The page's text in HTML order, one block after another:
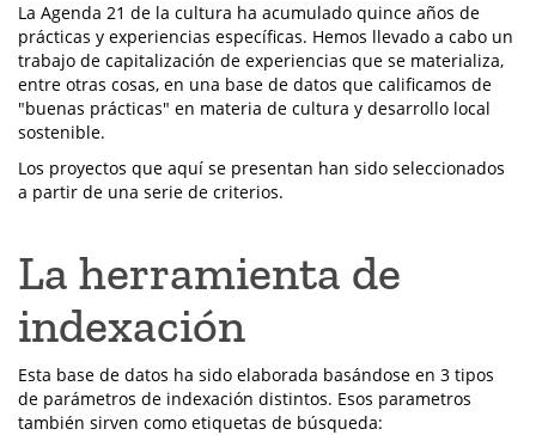
La Agenda 21 de la cultura ha acumulado quince años de
prácticas y experiencias específicas. Hemos llevado a cabo un
trabajo de capitalización de experiencias que se materializa,
entre otras cosas, en una base de datos que calificamos de
"buenas prácticas" en materia de cultura y desarrollo local
sostenible.
Los proyectos que aquí se presentan han sido seleccionados
a partir de una serie de criterios.
La herramienta de
indexación
Esta base de datos ha sido elaborada basándose en 3 tipos
de parámetros de indexación distintos. Esos parametros
también sirven como etiquetas de búsqueda: